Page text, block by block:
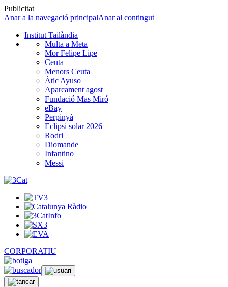
Publicitat
Anar a la navegació principalAnar al contingut
Institut Tailàndia
Multa a Meta
Mor Felipe Lipe
Ceuta
Menors Ceuta
Àtic Ayuso
Aparcament agost
Fundació Mas Miró
eBay
Perpinyà
Eclipsi solar 2026
Rodri
Diomande
Infantino
Messi
CORPORATIU